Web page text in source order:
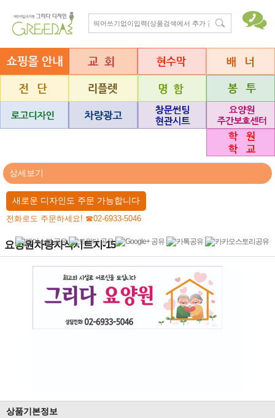
상세보기
새로운 디자인도 주문 가능합니다
전화로도 주문하세요! ☎02-6933-5046
요양원차량자석시트지-15
상품기본정보